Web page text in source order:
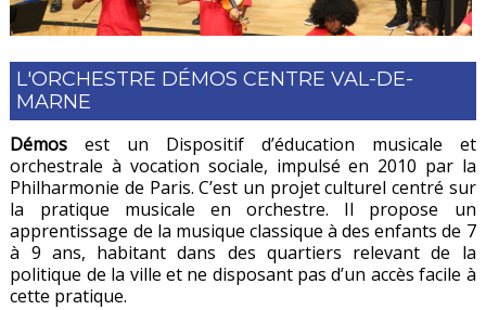
L'ORCHESTRE DÉMOS CENTRE VAL-DE-
MARNE
Démos est un Dispositif d’éducation musicale et
orchestrale à vocation sociale, impulsé en 2010 par la
Philharmonie de Paris. C’est un projet culturel centré sur
la pratique musicale en orchestre. Il propose un
apprentissage de la musique classique à des enfants de 7
à 9 ans, habitant dans des quartiers relevant de la
politique de la ville et ne disposant pas d’un accès facile à
cette pratique.